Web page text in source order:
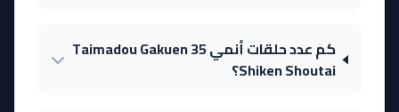
كم عدد حلقات أنمي Taimadou Gakuen 35
Shiken Shoutai؟